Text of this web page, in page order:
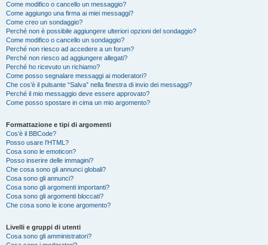
Come modifico o cancello un messaggio?
Come aggiungo una firma ai miei messaggi?
Come creo un sondaggio?
Perché non è possibile aggiungere ulteriori opzioni del sondaggio?
Come modifico o cancello un sondaggio?
Perché non riesco ad accedere a un forum?
Perché non riesco ad aggiungere allegati?
Perché ho ricevuto un richiamo?
Come posso segnalare messaggi ai moderatori?
Che cos’è il pulsante “Salva” nella finestra di invio dei messaggi?
Perché il mio messaggio deve essere approvato?
Come posso spostare in cima un mio argomento?
Formattazione e tipi di argomenti
Cos’è il BBCode?
Posso usare l’HTML?
Cosa sono le emoticon?
Posso inserire delle immagini?
Che cosa sono gli annunci globali?
Cosa sono gli annunci?
Cosa sono gli argomenti importanti?
Cosa sono gli argomenti bloccati?
Che cosa sono le icone argomento?
Livelli e gruppi di utenti
Cosa sono gli amministratori?